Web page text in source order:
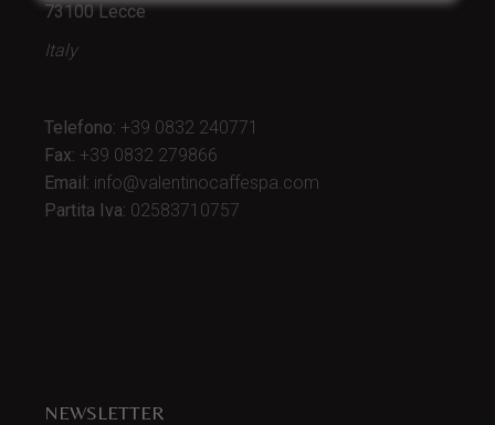
73100 Lecce
Italy
Telefono: +39 0832 240771
Fax: +39 0832 279866
Email: info@valentinocaffespa.com
Partita Iva: 02583710757
NEWSLETTER